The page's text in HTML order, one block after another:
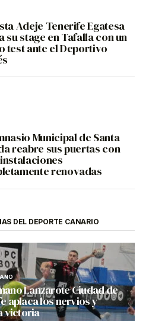
Adeje Tenerife Egatesa
su stage en Tafalla con un
test ante el Deportivo
Municipal de Santa
reabre sus puertas con
renovadas
DEL DEPORTE CANARIO
Lanzarote Ciudad de
aplaca los nervios y
victoria